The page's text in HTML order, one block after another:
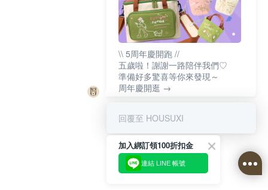
\\ 5周年慶開跑 //
五歲啦！謝謝一路陪伴我們♡
準備好多驚喜等你來發現～
周年慶開逛 →
回覆至 HOUSUXI
加入綁訂領100折扣金
連結 LINE 帳號